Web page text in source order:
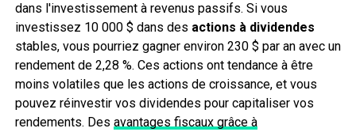
dans l'investissement à revenus passifs. Si vous
investissez 10 000 $ dans des actions à dividendes
stables, vous pourriez gagner environ 230 $ par an avec un
rendement de 2,28 %. Ces actions ont tendance à être
moins volatiles que les actions de croissance, et vous
pouvez réinvestir vos dividendes pour capitaliser vos
rendements. Des avantages fiscaux grâce à